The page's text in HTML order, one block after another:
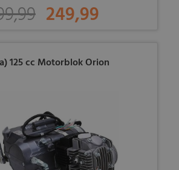
249,99
125 cc Motorblok Orion